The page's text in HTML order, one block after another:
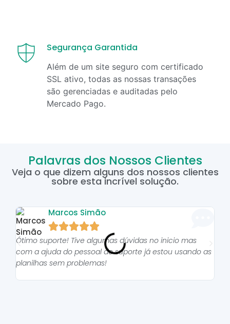
Segurança Garantida
Além de um site seguro com certificado
SSL ativo, todas as nossas transações
são gerenciadas e auditadas pelo
Mercado Pago.
Palavras dos Nossos Clientes
Veja o que dizem alguns dos nossos clientes
sobre esta incrível solução.
Marcos Simão

Ótimo suporte! Tive algumas dúvidas no inicio mas
com a ajuda do pessoal do suporte já estou usando as
planilhas sem problemas!